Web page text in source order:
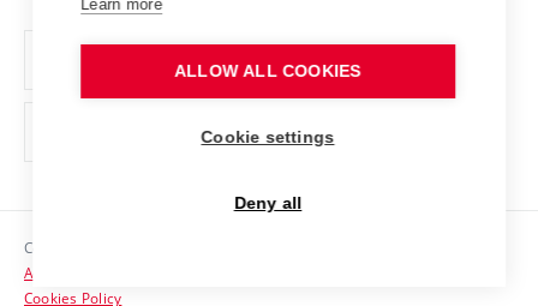
Support and development of employees and students
Contacts
Copyright © 2026 VUT
Accessibility Statement
Cookies Policy
Learn more
ALLOW ALL COOKIES
Cookie settings
Deny all